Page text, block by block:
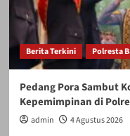
Berita Terkini Polresta
Pedang Pora Sambut
Kepemimpinan di
admin 4 Agustus 2026